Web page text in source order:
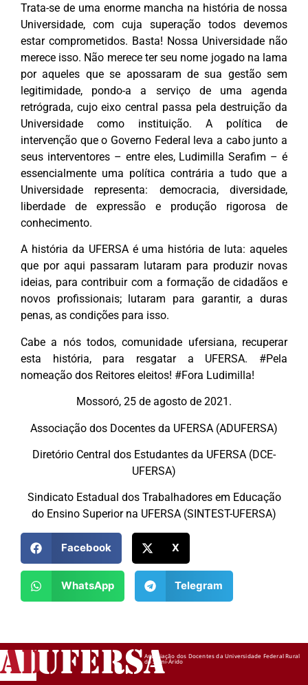
Trata-se de uma enorme mancha na história de nossa
Universidade, com cuja superação todos devemos
estar comprometidos. Basta! Nossa Universidade não
merece isso. Não merece ter seu nome jogado na lama
por aqueles que se apossaram de sua gestão sem
legitimidade, pondo-a a serviço de uma agenda
retrógrada, cujo eixo central passa pela destruição da
Universidade como instituição. A política de
intervenção que o Governo Federal leva a cabo junto a
seus interventores – entre eles, Ludimilla Serafim – é
essencialmente uma política contrária a tudo que a
Universidade representa: democracia, diversidade,
liberdade de expressão e produção rigorosa de
conhecimento.
A história da UFERSA é uma história de luta: aqueles
que por aqui passaram lutaram para produzir novas
ideias, para contribuir com a formação de cidadãos e
novos profissionais; lutaram para garantir, a duras
penas, as condições para isso.
Cabe a nós todos, comunidade ufersiana, recuperar
esta história, para resgatar a UFERSA. #Pela
nomeação dos Reitores eleitos! #Fora Ludimilla!
Mossoró, 25 de agosto de 2021.
Associação dos Docentes da UFERSA (ADUFERSA)
Diretório Central dos Estudantes da UFERSA (DCE-
UFERSA)
Sindicato Estadual dos Trabalhadores em Educação
do Ensino Superior na UFERSA (SINTEST-UFERSA)
Facebook X
WhatsApp Telegram
ADUFERSAAssociação dos Docentes da Universidade Federal Rural
do Semi-Árido